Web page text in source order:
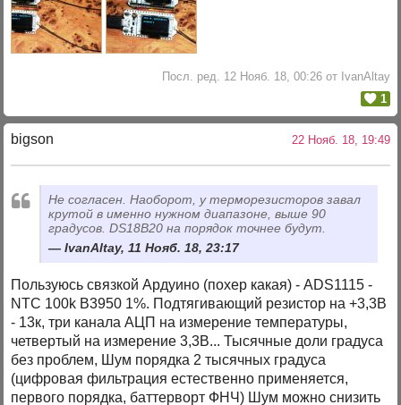
Посл. ред. 12 Нояб. 18, 00:26 от IvanAltay
1
bigson 22 Нояб. 18, 19:49
Не согласен. Наоборот, у терморезисторов завал
крутой в именно нужном диапазоне, выше 90
градусов. DS18B20 на порядок точнее будут.
IvanAltay, 11 Нояб. 18, 23:17
Пользуюсь связкой Ардуино (похер какая) - ADS1115 -
NTC 100k B3950 1%. Подтягивающий резистор на +3,3В
- 13к, три канала АЦП на измерение температуры,
четвертый на измерение 3,3В... Тысячные доли градуса
без проблем, Шум порядка 2 тысячных градуса
(цифровая фильтрация естественно применяется,
первого порядка, баттерворт ФНЧ) Шум можно снизить